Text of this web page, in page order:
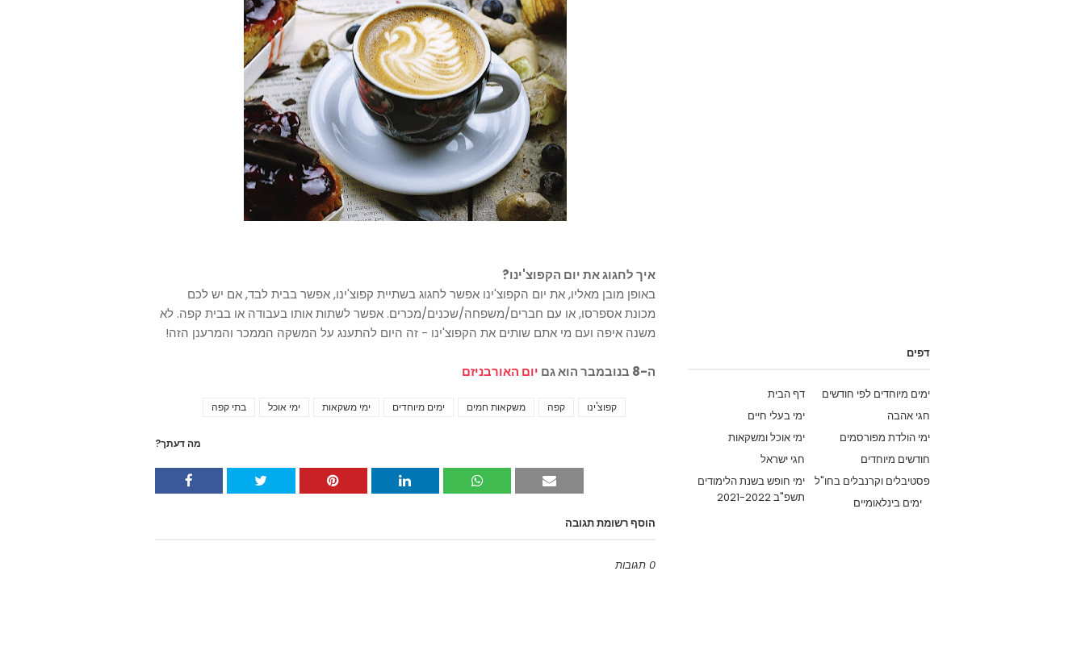
איך לחגוג את יום הקפוצ'ינו?
באופן מובן מאליו, את יום הקפוצ'ינו אפשר לחגוג בשתיית קפוצ'ינו, אפשר בבית לבד, אם יש לכם
מכונת אספרסו, או עם חברים/משפחה/שכנים/מכרים. אפשר לשתות אותו בעבודה או בבית קפה. לא
משנה איפה ועם מי אתם שותים את הקפוצ'ינו - זה היום להתענג על המשקה הממכר והמרענן הזה!
ה-8 בנובמבר הוא גם יום האורבניזם
בתי קפה ימי אוכל ימי משקאות ימים מיוחדים משקאות חמים קפה קפוצ'ינו
מה דעתך?
הוסף רשומת תגובה
0 תגובות
דפים
דף הבית
ימים מיוחדים לפי חודשים
ימי בעלי חיים
חגי אהבה
ימי אוכל ומשקאות
ימי הולדת מפורסמים
חגי ישראל
חודשים מיוחדים
ימי חופש בשנת הלימודים
תשפ"ב 2021-2022
פסטיבלים וקרנבלים בחו"ל
ימים בינלאומיים